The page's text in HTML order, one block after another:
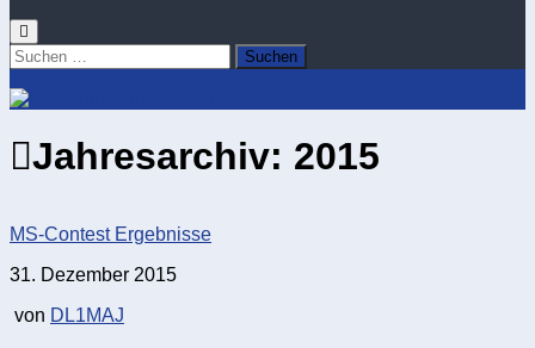
Suchen
nach:
Jahresarchiv: 2015
MS-Contest Ergebnisse
31. Dezember 2015
von DL1MAJ